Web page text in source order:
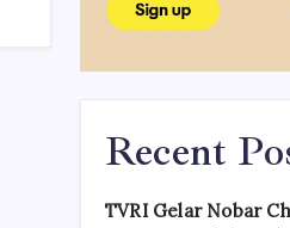
Recent
TVRI Gelar Nobar